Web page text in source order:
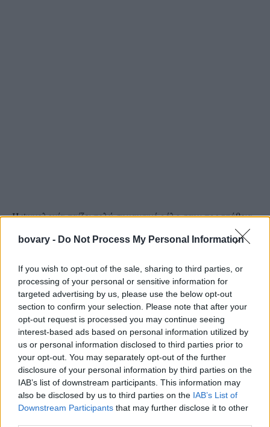
bovary - Do Not Process My Personal Information
If you wish to opt-out of the sale, sharing to third parties, or
processing of your personal or sensitive information for
targeted advertising by us, please use the below opt-out
section to confirm your selection. Please note that after your
opt-out request is processed you may continue seeing
interest-based ads based on personal information utilized by
us or personal information disclosed to third parties prior to
your opt-out. You may separately opt-out of the further
disclosure of your personal information by third parties on the
IAB’s list of downstream participants. This information may
also be disclosed by us to third parties on the IAB’s List of
Downstream Participants that may further disclose it to other
Η ψυχολογία παίζει πολύ σημαντικό ρόλο στην προσπάθεια
. Όταν είμαστε σε καλή ψυχολογική
διάθεση είναι πολύ πιο εύκολο να δεσμευτούμε και να χάσουμε
βάρος. Oταν περνάμε μια στρεσογόνο περίοδο είναι πολύ πιο
δύσκολο, καθώς έχουμε πολλά να διαχειριστούμε και
προστίθεται σε αυτό και η προσπάθεια απώλειας βάρους το
οποίο επίσης στις περισσότερες περιπτώσεις προκαλεί στρες.
Το συναίσθημα πιστεύεται ότι είναι το νούμερο έναεμπόδιο
στην απώλεια βάρους. Η λύση δεν είναι κάποιασυγκεκριμένη
δίαιτα, ούτε η επίμονη άσκηση. Μια πρωτοποριακή και
διαφορετική αντιμετώπιση είναι ηψυχολογική αντιμετώπιση
για την απώλεια βάρους . Ο τρόπος που θα σκεφτείτε για αυτό
που θέλετε να φάτε και οι τεχνικές με τις οποίες θα καταφέρετε